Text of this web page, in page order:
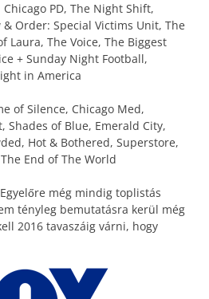
Chicago PD, The Night Shift,
Order: Special Victims Unit, The
Laura, The Voice, The Biggest
+ Sunday Night Football,
in America
of Silence, Chicago Med,
Shades of Blue, Emerald City,
Hot & Bothered, Superstore,
End of The World
még mindig toplistás
tényleg bemutatásra kerül még
2016 tavaszáig várni, hogy